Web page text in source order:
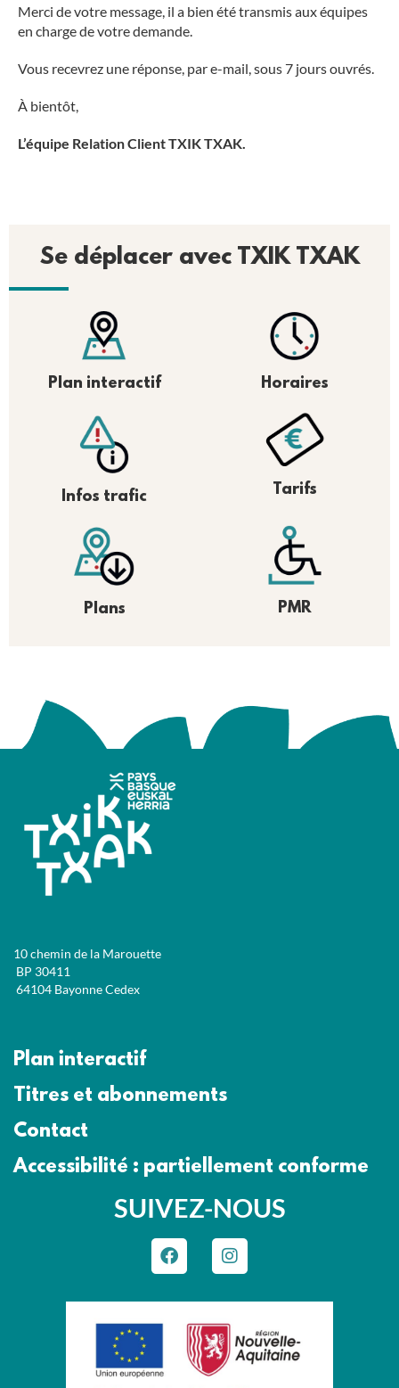
Merci de votre message, il a bien été transmis aux équipes
en charge de votre demande.
Vous recevrez une réponse, par e-mail, sous 7 jours ouvrés.
À bientôt,
L’équipe Relation Client TXIK TXAK.
Se déplacer avec TXIK TXAK
Plan interactif Horaires
Infos trafic Tarifs
Plans PMR
10 chemin de la Marouette
BP 30411
64104 Bayonne Cedex
Plan interactif
Titres et abonnements
Contact
Accessibilité : partiellement conforme
SUIVEZ-NOUS